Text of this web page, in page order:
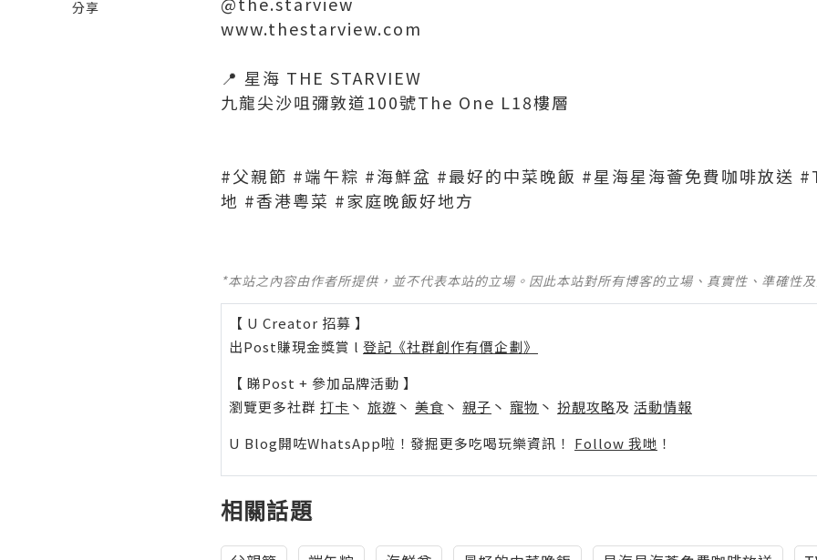
分享
www.thestarview.com
📍 星海 THE STARVIEW
九龍尖沙咀彌敦道100號The One L18樓層
#父親節 #端午粽 #海鮮盆 #最好的中菜晚飯 #星海星海薈免費咖啡放送
地 #香港粵菜 #家庭晚飯好地方
*本站之內容由作者所提供，並不代表本站的立場。因此本站對所有博客的立場、真實性、準確性
【 U Creator 招募 】
出Post賺現金獎賞 l 登記《社群創作有價企劃》
【 睇Post + 參加品牌活動 】
瀏覽更多社群 打卡 丶 旅遊 丶 美食 丶 親子 丶 寵物 丶 扮靚攻略及 活動情報
U Blog開咗WhatsApp啦！發掘更多吃喝玩樂資訊！ Follow 我哋 ！
相關話題